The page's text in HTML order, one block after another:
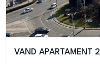
VAND APARTAMENT